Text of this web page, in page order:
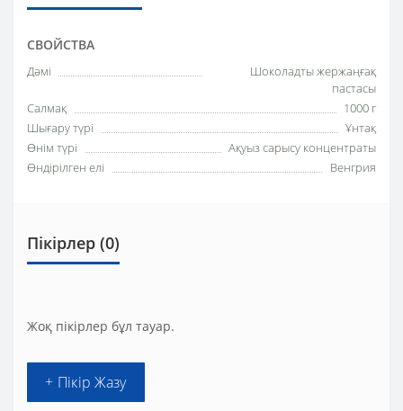
СВОЙСТВА
Дәмі
Шоколадты жержаңғақ
пастасы
Салмақ
1000 г
Шығару түрі
Ұнтақ
Өнім түрі
Ақуыз сарысу концентраты
Өндірілген елі
Венгрия
Пікірлер (0)
Жоқ пікірлер бұл тауар.
+ Пікір Жазу